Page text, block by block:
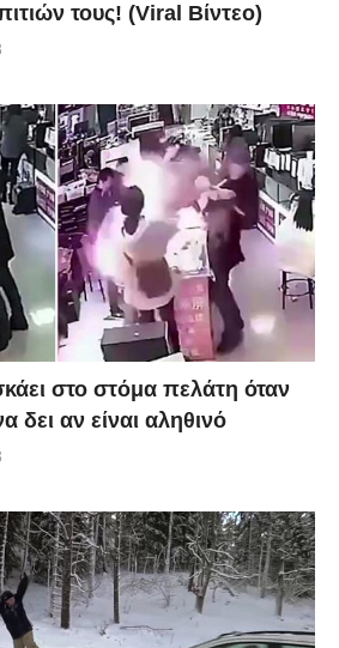
τους! (Viral Βίντεο)
στο στόμα πελάτη όταν
δει αν είναι αληθινό